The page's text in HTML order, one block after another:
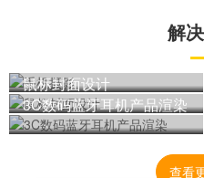
解
鼠标封面设计
3C数码蓝牙耳机产品渲染
查看